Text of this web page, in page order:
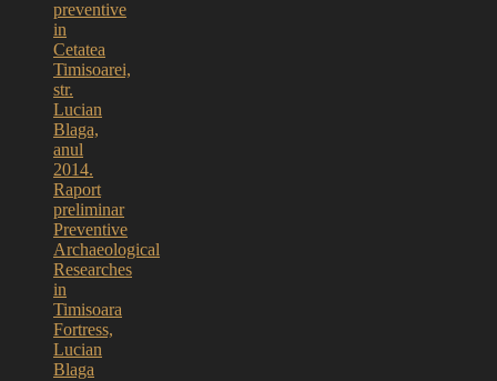
preventive
in
Cetatea
Timisoarei,
str.
Lucian
Blaga,
anul
2014.
Raport
preliminar
Preventive
Archaeological
Researches
in
Timisoara
Fortress,
Lucian
Blaga